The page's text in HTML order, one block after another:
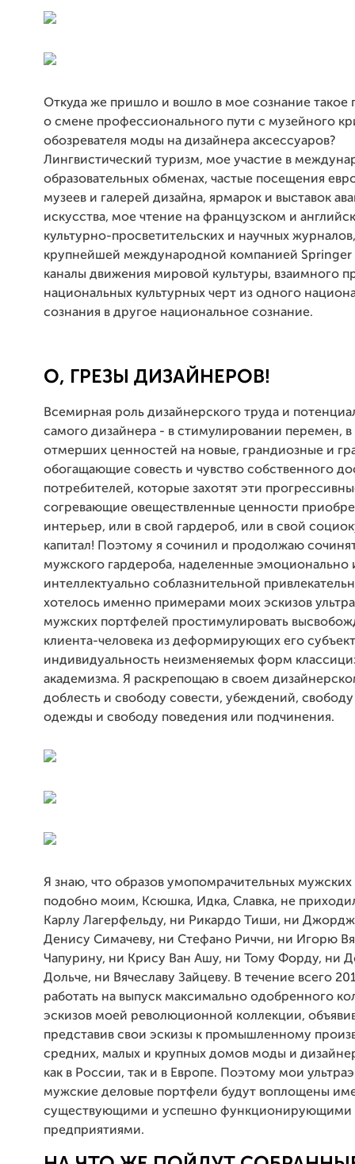
Откуда же пришло и вошло в мое сознание такое
о смене профессионального пути с музейного
обозревателя моды на дизайнера аксессуаров?
Лингвистический туризм, мое участие в
образовательных обменах, частые посещения
музеев и галерей дизайна, ярмарок и выставок
искусства, мое чтение на французском и
культурно-просветительских и научных
крупнейшей международной компанией Springer
каналы движения мировой культуры, взаимного
национальных культурных черт из одного
сознания в другое национальное сознание.
О, ГРЕЗЫ ДИЗАЙНЕРОВ!
Всемирная роль дизайнерского труда и
самого дизайнера - в стимулировании перемен, в
отмерших ценностей на новые, грандиозные и
обогащающие совесть и чувство собственного
потребителей, которые захотят эти
согревающие овеществленные ценности
интерьер, или в свой гардероб, или в свой
капитал! Поэтому я сочинил и продолжаю
мужского гардероба, наделенные эмоционально
интеллектуально соблазнительной
хотелось именно примерами моих эскизов
мужских портфелей простимулировать
клиента-человека из деформирующих его
индивидуальность неизменяемых форм
академизма. Я раскрепощаю в своем
доблесть и свободу совести, убеждений,
одежды и свободу поведения или подчинения.
Я знаю, что образов умопомрачительных
подобно моим, Ксюшка, Идка, Славка, не
Карлу Лагерфельду, ни Рикардо Тиши, ни
Денису Симачеву, ни Стефано Риччи, ни Игорю
Чапурину, ни Крису Ван Ашу, ни Тому Форду, ни
Дольче, ни Вячеславу Зайцеву. В течение всего
работать на выпуск максимально одобренного
эскизов моей революционной коллекции,
представив свои эскизы к промышленному
средних, малых и крупных домов моды и
как в России, так и в Европе. Поэтому мои
мужские деловые портфели будут воплощены
существующими и успешно функционирующими
предприятиями.